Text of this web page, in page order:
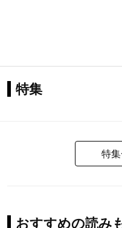
特集
特
おすすめの読み